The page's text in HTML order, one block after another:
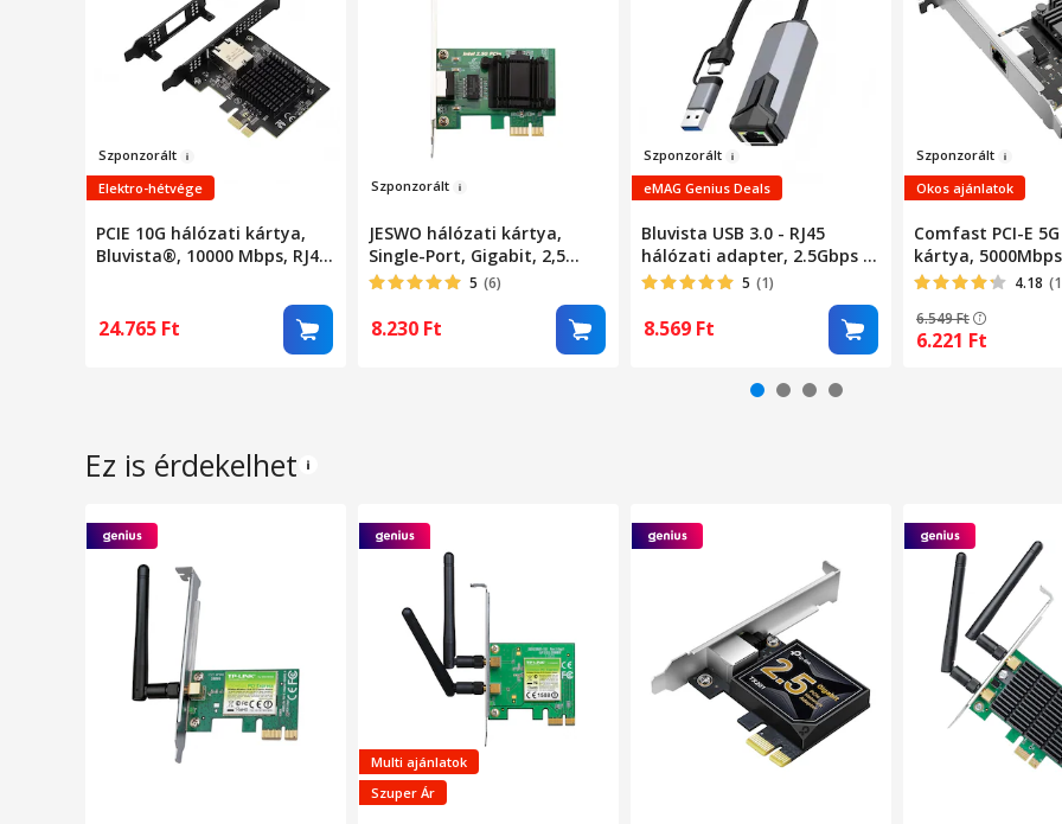
Szponzorált
Elektro-hétvége
PCIE 10G hálózati kártya,
Bluvista®, 10000 Mbps, RJ45,
konverter és bővítőkártya,
PCIE 4.0x1, kompatibilis
Windows 10/11/Linux/PVE
24.765 Ft
Szponzorált
JESWO hálózati kártya,
Single-Port, Gigabit, 2,5
Gbps, hűtőborda, arany
5 (6)
8.230 Ft
Szponzorált
eMAG Genius Deals
Bluvista USB 3.0 - RJ45
hálózati adapter, 2.5Gbps -
Ethernet 10/100/1000/2500
Mbps, Kompatibilis Windows
/ macOS / Android / Linux,
5 (1)
8.569 Ft
Szponzorált
Okos ajánlatok
Comfast PCI-E
kártya,
Fekete
4.18
6.549Ft
6.221 Ft
Ez is érdekelhet
Multi ajánlatok
Szuper Ár